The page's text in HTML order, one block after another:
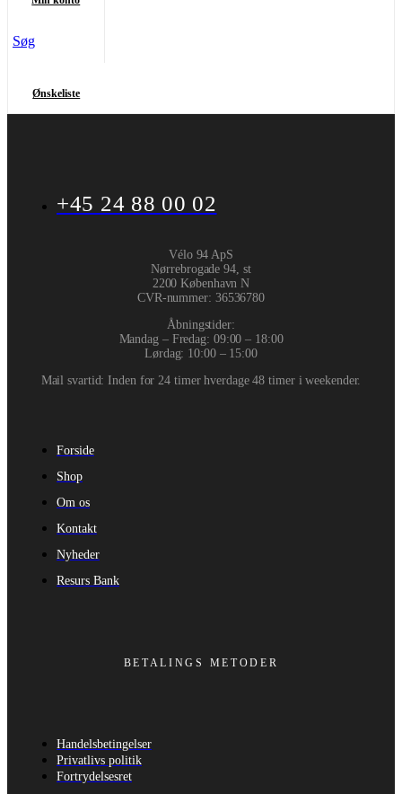
Søg
Ønskeliste
+45 24 88 00 02
Vélo 94 ApS
Nørrebrogade 94, st
2200 København N
CVR-nummer: 36536780
Åbningstider:
Mandag – Fredag: 09:00 – 18:00
Lørdag: 10:00 – 15:00
Mail svartid: Inden for 24 timer hverdage 48 timer i weekender.
Forside
Shop
Om os
Kontakt
Nyheder
Resurs Bank
BETALINGS METODER
Handelsbetingelser
Privatlivs politik
Fortrydelsesret